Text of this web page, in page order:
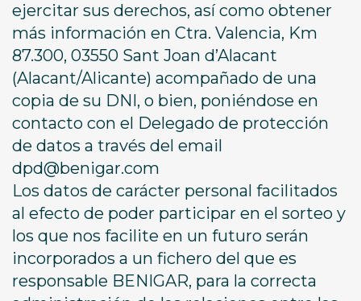
ejercitar sus derechos, así como obtener
más información en Ctra. Valencia, Km
87.300, 03550 Sant Joan d’Alacant
(Alacant/Alicante) acompañado de una
copia de su DNI, o bien, poniéndose en
contacto con el Delegado de protección
de datos a través del email
dpd@benigar.com
Los datos de carácter personal facilitados
al efecto de poder participar en el sorteo y
los que nos facilite en un futuro serán
incorporados a un fichero del que es
responsable BENIGAR, para la correcta